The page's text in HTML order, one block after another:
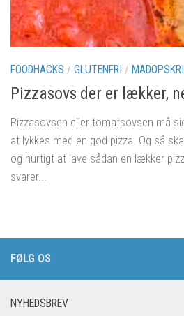
FOODHACKS / GLUTENFRI /
Pizzasovs der er lækker,
Pizzasovsen eller tomatsovsen må
at lykkes med en god pizza. Og så
og hurtigt at lave sådan en lækker
svarer...
FØLG OS
NYHEDSBREV